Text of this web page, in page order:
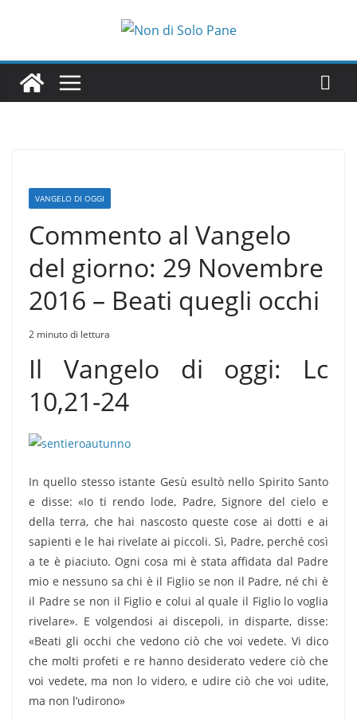
VANGELO DI OGGI
Commento al Vangelo
del giorno: 29 Novembre
2016 – Beati quegli occhi
2 minuto di lettura
Il Vangelo di oggi: Lc
10,21-24
In quello stesso istante Gesù esultò nello Spirito Santo
e disse: «Io ti rendo lode, Padre, Signore del cielo e
della terra, che hai nascosto queste cose ai dotti e ai
sapienti e le hai rivelate ai piccoli. Sì, Padre, perché così
a te è piaciuto. Ogni cosa mi è stata affidata dal Padre
mio e nessuno sa chi è il Figlio se non il Padre, né chi è
il Padre se non il Figlio e colui al quale il Figlio lo voglia
rivelare». E volgendosi ai discepoli, in disparte, disse:
«Beati gli occhi che vedono ciò che voi vedete. Vi dico
che molti profeti e re hanno desiderato vedere ciò che
voi vedete, ma non lo videro, e udire ciò che voi udite,
ma non l’udirono»